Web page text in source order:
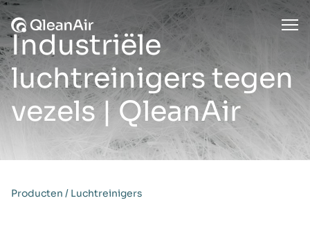
Ga naar de inhoud
Industriële
luchtreinigers tegen
vezels | QleanAir
Producten / Luchtreinigers